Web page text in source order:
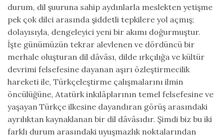
durum, dil şuuruna sahip aydınlarla meslekten yetişme
pek çok dilci arasında şiddetli tepkilere yol açmış;
dolayısıyla, dengeleyici yeni bir akımı doğurmuştur.
İşte günümüzün tekrar alevlenen ve dördüncü bir
merhale oluşturan dil dâvâsı, dilde ırkçılığa ve kültür
devrimi felsefesine dayanan aşırı özleştirmecilik
hareketi ile, Türkçeleştirme çalışmalarını ilmin
öncülüğüne, Atatürk inkılâplarının temel felsefesine ve
yaşayan Türkçe ilkesine dayandıran görüş arasındaki
ayrılıktan kaynaklanan bir dil dâvâsıdır. Şimdi biz bu iki
farklı durum arasındaki uyuşmazlık noktalarından